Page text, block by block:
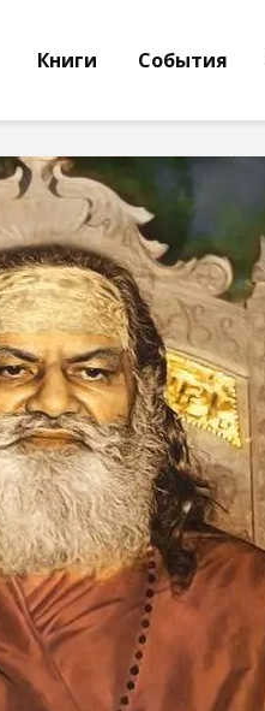
Книги События